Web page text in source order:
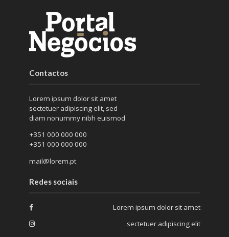
Contactos
Lorem ipsum dolor sit amet
sectetuer adipiscing elit, sed
diam nonummy nibh euismod
+351 000 000 000
+351 000 000 000
mail@lorem.pt
Redes sociais
Lorem ipsum dolor sit amet
sectetuer adipiscing elit